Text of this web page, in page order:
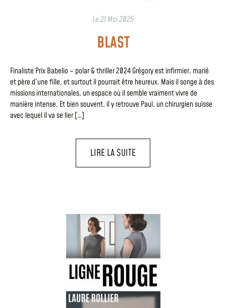
Le21 Mai 2025
BLAST
Finaliste Prix Babelio – polar & thriller 2024 Grégory est infirmier, marié
et père d’une fille, et surtout il pourrait être heureux. Mais il songe à des
missions internationales, un espace où il semble vraiment vivre de
manière intense. Et bien souvent, il y retrouve Paul, un chirurgien suisse
avec lequel il va se lier […]
LIRE LA SUITE